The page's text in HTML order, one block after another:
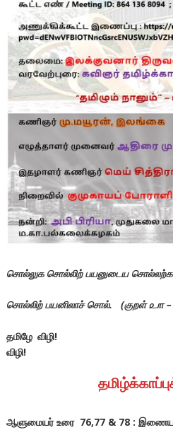
சொல்லுக சொல்லிற் பயனுடைய சொல்லற்க
சொல்லிற் பயனிலாச் சொல். (குறள் ௨௱ –
தமிழே
விழி!
ஆளுமையர் உரை 76,77 & 78 :